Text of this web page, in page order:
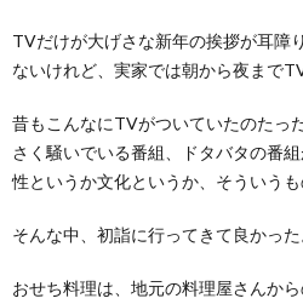
TVだけが大げさな新年の挨拶が耳障
ないけれど、実家では朝から夜まで
昔もこんなにTVがついていたのた
さく騒いでいる番組、ドタバタの番
性というか文化というか、そういうも
そんな中、初詣に行ってきて良かった
おせち料理は、地元の料理屋さんか